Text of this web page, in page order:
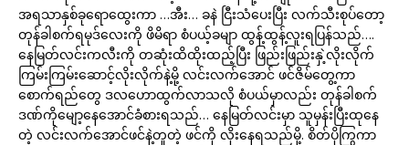
အရသာနှစ်ခုရောထွေးကာ …အီး… ခနဲ ငြီးသံပေးပြီး လက်သီးစုပ်တော့
တုန်ခါစက်ရမုဒ်လေးကို ဖိမိရာ စံပယ့်ခမျာ ထွန့်ထွန့်လူးရပြန်သည်….
နေမြတ်လင်းကလီးကို တဆုံးထိထိုးထည့်ပြီး ဖြည်းဖြည်းနှဲ့လိုးလိုက်
ကြမ်းကြမ်းဆောင့်လိုးလိုက်နဲ့မို့ လင်းလက်အောင် ဖင်ဇိမ်တွေ့ကာ
စောက်ရည်တွေ ဒလဟောထွက်လာသလို စံပယ်မှာလည်း တုန်ခါစက်
ဒဏ်ကိုမျော့နေအောင်ခံစားရသည်… နေမြတ်လင်းမှာ သူမှန်းပြီးထုနေ
တဲ့ လင်းလက်အောင်ဖင်နဲ့တူတဲ့ ဖင်ကို လိုးနေရသည်မို့. စိတ်ပိုကြွကာ